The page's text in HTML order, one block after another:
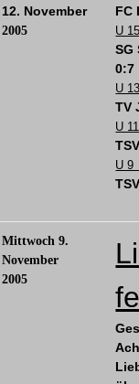
12. November
2005
FC
U
SG
0:7
U
TV
U
U 9
Mittwoch 9.
November
2005